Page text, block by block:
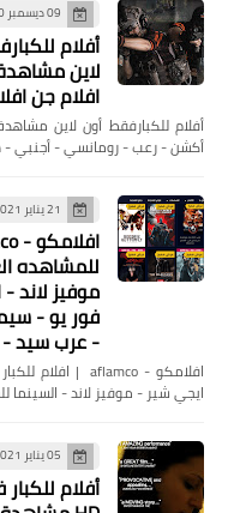
لاين | حريتي
مسلسلات وافلام
2021| مترجم اون لاين | حريتي
09 ديسمبر 2020
لاين
افلام جن
أكشن - رعب - رومانسي - أجنبي
21 يناير 2021
موفيز لاند
فور يو -
- عرب
ايجي شير - موفيز لاند - السينما
05 يناير 2021